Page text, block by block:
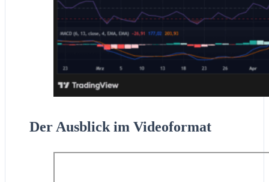
Der Ausblick im Videoformat